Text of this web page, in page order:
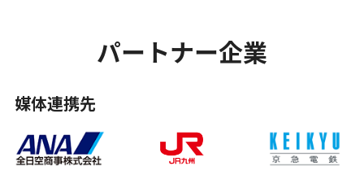
パートナー企業
媒体連携先